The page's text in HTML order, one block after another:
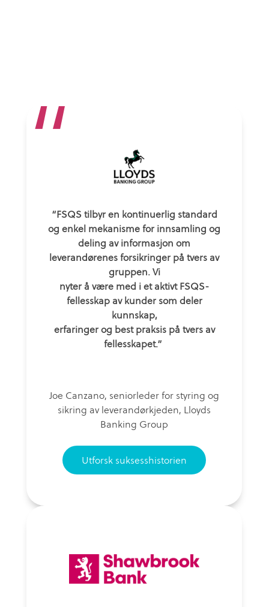
“
“FSQS tilbyr en kontinuerlig standard
og enkel mekanisme for innsamling og
deling av informasjon om
leverandørenes forsikringer på tvers av
gruppen. Vi
nyter å være med i et aktivt FSQS-
fellesskap av kunder som deler
kunnskap,
erfaringer og best praksis på tvers av
fellesskapet.”
Joe Canzano, seniorleder for styring og
sikring av leverandørkjeden, Lloyds
Banking Group
Utforsk suksesshistorien